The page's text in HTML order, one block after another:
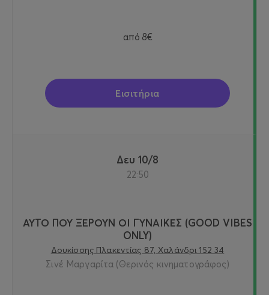
από 8€
Εισιτήρια
Δευ 10/8
22:50
ΑΥΤΟ ΠΟΥ ΞΕΡΟΥΝ ΟΙ ΓΥΝΑΙΚΕΣ (GOOD VIBES
ONLY)
Δουκίσσης Πλακεντίας 87, Χαλάνδρι 152 34
Σινέ Μαργαρίτα (Θερινός κινηματογράφος)